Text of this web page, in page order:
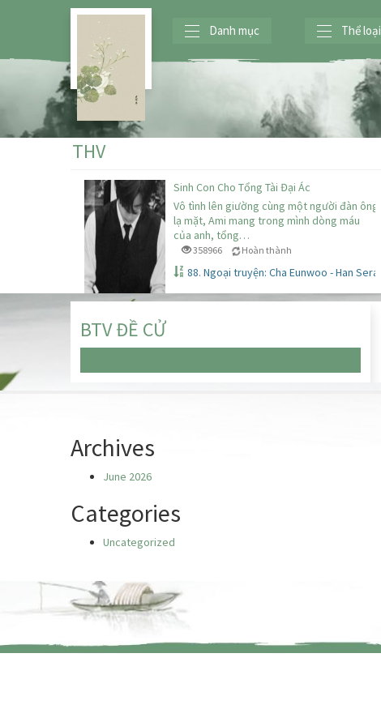
Danh mục Thể loại
THV
Sinh Con Cho Tổng Tài Đại Ác
Vô tình lên giường cùng một người đàn ông
lạ mặt, Ami mang trong mình dòng máu
của anh, tổng…
358966 Hoàn thành
88. Ngoại truyện: Cha Eunwoo - Han Sera
BTV ĐỀ CỬ
Archives
June 2026
Categories
Uncategorized